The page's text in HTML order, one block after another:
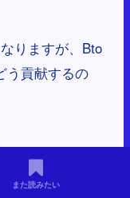
りますが、Bto
う貢献するの
また読みたい